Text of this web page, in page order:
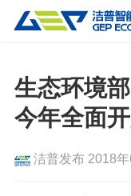
解决方案
服务支持
生态环境
今年全面
洁普发布 2018